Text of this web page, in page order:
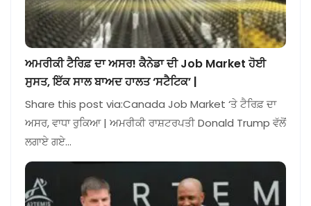
ਅਮਰੀਕੀ ਟੈਰਿਫ਼ ਦਾ ਅਸਰ! ਕੈਨੇਡਾ ਦੀ Job Market ਹੋਈ
ਸੁਸਤ, ਇੱਕ ਸਾਲ ਬਾਅਦ ਹਾਲਤ ‘ਸਟੈਟਿਕ’ |
Share this post via:Canada Job Market ‘ਤੇ ਟੈਰਿਫ਼ ਦਾ
ਅਸਰ, ਵਾਧਾ ਰੁਕਿਆ | ਅਮਰੀਕੀ ਰਾਸ਼ਟਰਪਤੀ Donald Trump ਵੱਲੋਂ
ਲਗਾਏ ਗਏ…